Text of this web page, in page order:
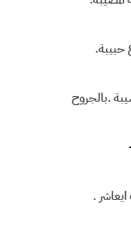
حبيبة.
.بالجروح
.